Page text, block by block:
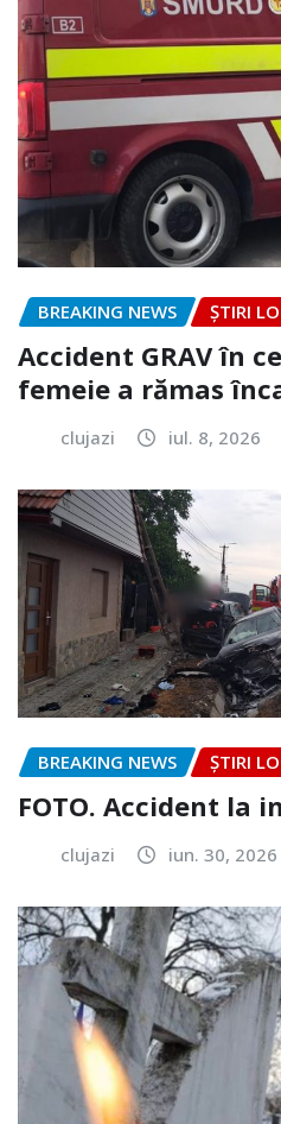
BREAKING NEWS ȘTIRI
Accident GRAV în
femeie a rămas
clujazi iul. 8, 2026
BREAKING NEWS ȘTIRI
FOTO. Accident la
clujazi iun. 30, 2026